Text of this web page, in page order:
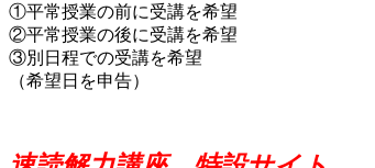
①平常授業の前に受講を希望
②平常授業の後に受講を希望
③別日程での受講を希望
（希望日を申告）